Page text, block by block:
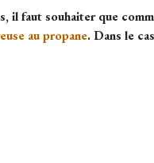
faut souhaiter que
au propane. Dans le